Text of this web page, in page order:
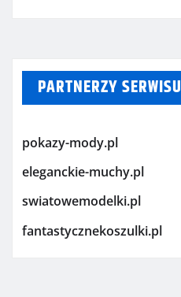
PARTNERZY SERWISU
pokazy-mody.pl
eleganckie-muchy.pl
swiatowemodelki.pl
fantastycznekoszulki.pl